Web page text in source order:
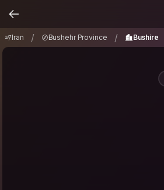
Iran / Bushehr Province / Bushire